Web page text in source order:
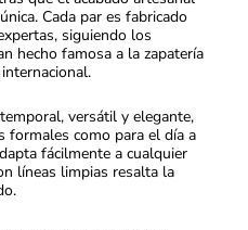
Cada par es fabricado
siguiendo los
hecho famosa a la zapatería
versátil y elegante,
formales como para el día a
fácilmente a cualquier
líneas limpias resalta la